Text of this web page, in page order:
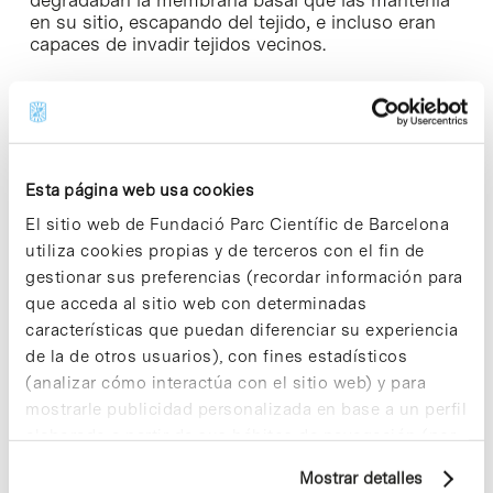
Esta página web usa cookies
El sitio web de Fundació Parc Científic de Barcelona
utiliza cookies propias y de terceros con el fin de
gestionar sus preferencias (recordar información para
que acceda al sitio web con determinadas
características que puedan diferenciar su experiencia
de la de otros usuarios), con fines estadísticos
(analizar cómo interactúa con el sitio web) y para
mostrarle publicidad personalizada en base a un perfil
elaborado a partir de sus hábitos de navegación (por
información sobre las cookies puede consultar
Mostrar detalles
en su sitio, escapando del tejido, e incluso eran
capaces de invadir tejidos vecinos.
observado en un cáncer, así que este modelo de
mosca nos serviría para describir cada uno de los
desprendimiento del tejido epitelial
(delaminación), motilidad, crecimiento anormal,
degradación de la membrana basal e invasión»,
describe Milán.
«Pero hay algo más profundo en este estudio, un
debate conceptual fundamental», apuntan los
investigadores. Según explican los científicos,
esta es la primera vez que se describen esos
fenómenos ligados a inestabilidad genómica.
«Esto nos lleva a proponer algo que todavía no se
inestabilidad genómica causa de